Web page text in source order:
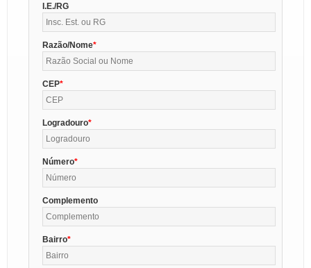
I.E./RG
Razão/Nome
CEP
Logradouro
Número
Complemento
Bairro